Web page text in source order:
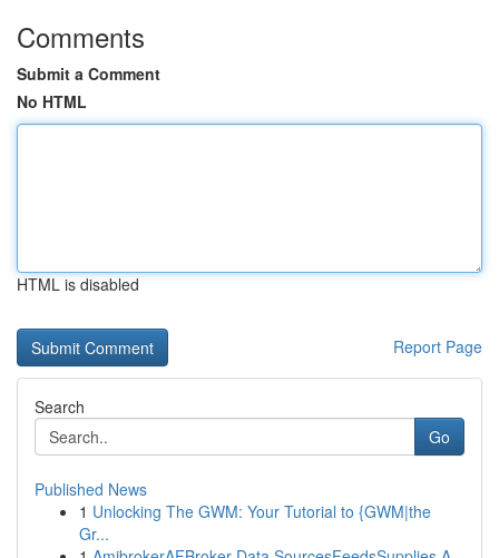
Comments
Submit a Comment
No HTML
HTML is disabled
Report Page
Search
Go
Published News
1 Unlocking The GWM: Your Tutorial to {GWM|the
Gr...